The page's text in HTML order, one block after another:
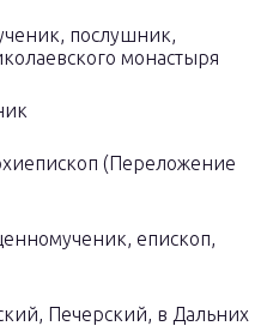
послушник,
монастыря
(Переложение
епископ,
Печерский, в Дальних